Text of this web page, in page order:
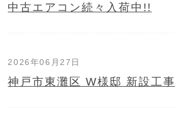
中古エアコン続々入荷中!!
2026年06月27日
神戸市東灘区 W様邸 新設工事